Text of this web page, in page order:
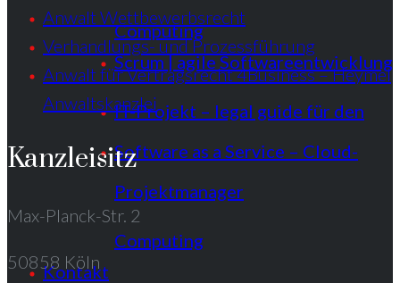
Scrum | agile Softwareentwicklung
Software as a Service – Cloud-
Computing
Computing
IT-Projekt – legal guide für den
Projektmanager
Kontakt
Anwalt Wettbewerbsrecht
Verhandlungs- und Prozessführung
Anwalt für Vertragsrecht 4Business – Heymel
Anwaltskanzlei
Kanzleisitz
Max-Planck-Str. 2
50858 Köln